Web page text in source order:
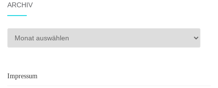
ARCHIV
Archiv
Impressum